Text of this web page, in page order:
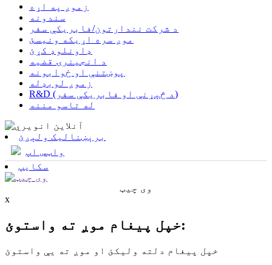
زموږ په اړه
سندونه
د شرکت نندارتون/فابریکې سفر
موږ سره اړیکه ونیسئ
ډاونلوډ کړئ
د انجینرۍ قضیه
پوښتنې او ځوابونه
زموږ لوبډله
R&D (د څېړنې او فابریکې سفر)
له تاسو مننه
برېښنالیک ولېږئ
واټس اپ
سکایپ
وی چیټ
x
خپل پیغام موږ ته واستوئ:
خپل پیغام دلته ولیکئ او موږ ته یې واستوئ